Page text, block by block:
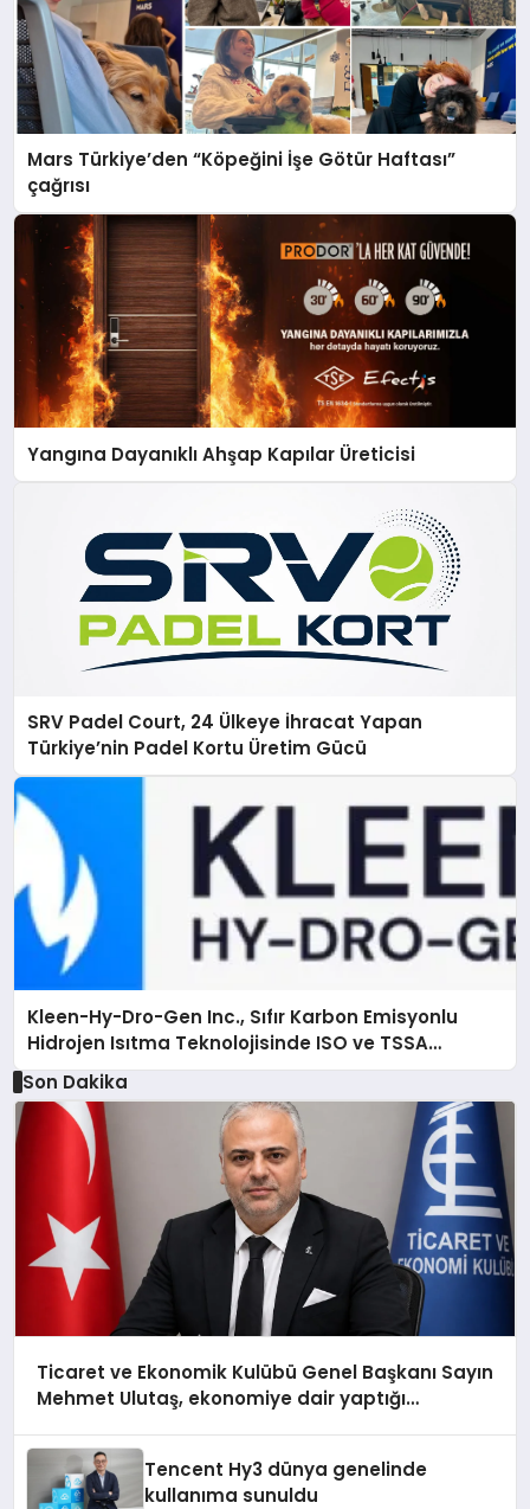
Mars Türkiye’den “Köpeğini İşe Götür Haftası”
çağrısı
Yangına Dayanıklı Ahşap Kapılar Üreticisi
SRV Padel Court, 24 Ülkeye İhracat Yapan
Türkiye’nin Padel Kortu Üretim Gücü
Kleen-Hy-Dro-Gen Inc., Sıfır Karbon Emisyonlu
Hidrojen Isıtma Teknolojisinde ISO ve TSSA
Düzenleyici Onaylarını Aldı
Son Dakika
Ticaret ve Ekonomik Kulübü Genel Başkanı Sayın
Mehmet Ulutaş, ekonomiye dair yaptığı
Tencent Hy3 dünya genelinde
kullanıma sunuldu